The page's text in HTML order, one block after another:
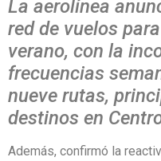
La aerolínea
red de vuelos
verano, con la
frecuencias
nueve rutas,
destinos en
Además, confirmó la